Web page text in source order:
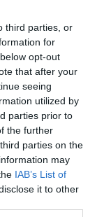
third parties, or
for
opt-out
that after your
seeing
utilized by
parties prior to
the further
parties on the
may
IAB’s List of
it to other